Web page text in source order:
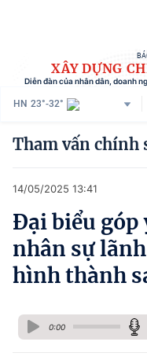
XÂY DỰNG
Diễn đàn của nhân dân, doanh
HN 23°-32°
Danh mục
Tham vấn chính sách
Người dân góp ý
Chính sách và cuộc
Tham vấn chính
14/05/2025 13:41
Đại biểu
nhân sự
hình thành
0:00